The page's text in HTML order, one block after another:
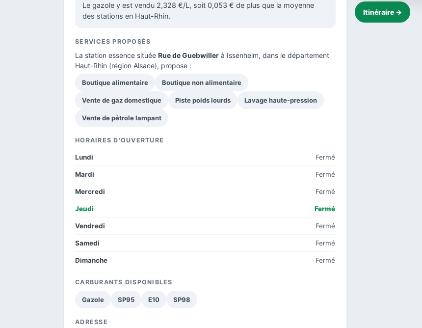
Le gazole y est vendu 2,328 €/L, soit 0,053 € de plus que la moyenne
des stations en Haut-Rhin.
SERVICES PROPOSÉS
La station essence située Rue de Guebwiller à Issenheim, dans le département
Haut-Rhin (région Alsace), propose :
Boutique alimentaire Boutique non alimentaire
Vente de gaz domestique Piste poids lourds Lavage haute-pression
Vente de pétrole lampant
HORAIRES D'OUVERTURE
Lundi Fermé
Mardi Fermé
Mercredi Fermé
Jeudi Fermé
Vendredi Fermé
Samedi Fermé
Dimanche Fermé
CARBURANTS DISPONIBLES
Gazole SP95 E10 SP98
ADRESSE
Itinéraire →